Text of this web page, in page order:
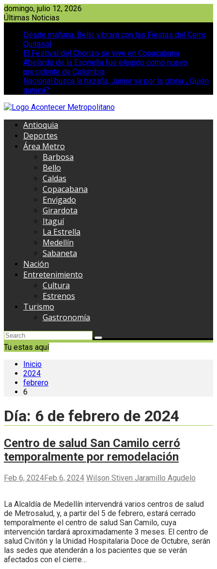
Saltar
al
domingo, julio 12, 2026
Últimas Noticias
Desde mañana, Bello vibrará con las Fiestas del Cerro
Quitasol
El Festival del Chorizo se vive en Copacabana
Abelardo de la Espriella fue elegido como nuevo
presidente de Colombia
Nacional busca la hazaña, Junior va por la gloria ¿Quién
ganará?
Antioquia
Deportes
Área Metro
Barbosa
Bello
Caldas
Copacabana
Envigado
Girardota
Itaguí
La Estrella
Medellín
Sabaneta
Nación
Entretenimiento
Cultura
Estrenos
Turismo
Gastronomía
Tu estas aquí
Inicio
2024
febrero
6
Día: 6 de febrero de 2024
Centro de salud San Camilo cerró
temporalmente por remodelación
Feb 6, 2024Feb 6, 2024 Wilson Stiven Jaramillo Agudelo
La Alcaldía de Medellín intervendrá varios centros de salud
de Metrosalud, y, a partir del 5 de febrero, estará cerrado
temporalmente el centro de salud San Camilo, cuya
intervención tardará aproximadamente 3 meses. El centro de
salud Civitón y la Unidad Hospitalaria Doce de Octubre, serán
las sedes que atenderán a los pacientes que se verán
afectados con el cierre…